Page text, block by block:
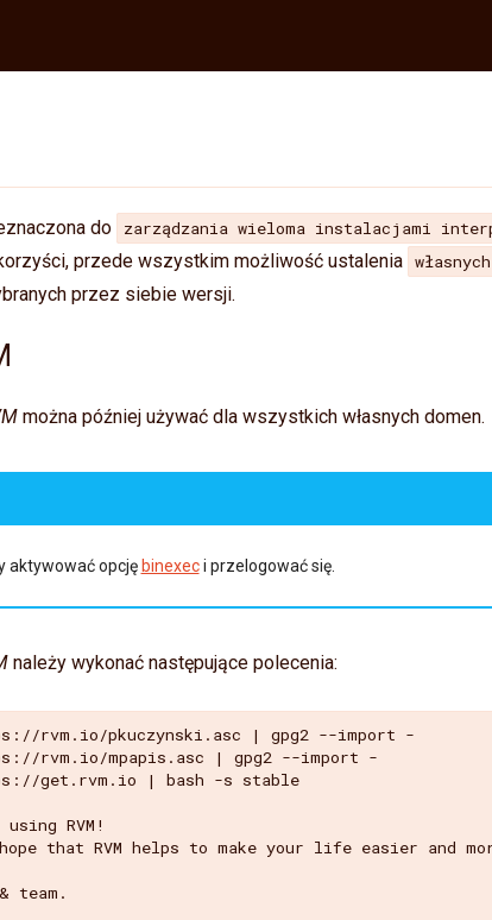
do zarządzania wieloma instalacjami
przede wszystkim możliwość ustalenia
przez siebie wersji.
można później używać dla wszystkich własnych domen.
aktywować opcję binexeci przelogować się.
należy wykonać następujące polecenia:
rvm.io/pkuczynski.asc | gpg2 --import -
rvm.io/mpapis.asc | gpg2 --import -
get.rvm.io | bash -s stable
RVM!
that RVM helps to make your life easier and
team.